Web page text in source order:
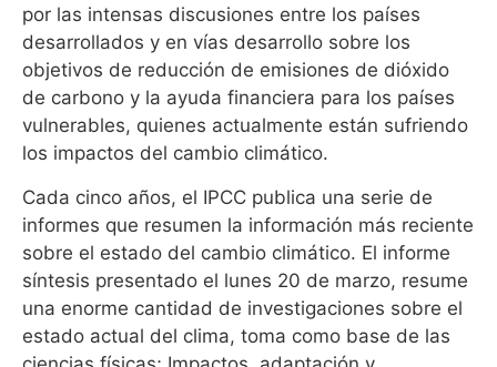
por las intensas discusiones entre los países
desarrollados y en vías desarrollo sobre los
objetivos de reducción de emisiones de dióxido
de carbono y la ayuda financiera para los países
vulnerables, quienes actualmente están sufriendo
los impactos del cambio climático.
Cada cinco años, el IPCC publica una serie de
informes que resumen la información más reciente
sobre el estado del cambio climático. El informe
síntesis presentado el lunes 20 de marzo, resume
una enorme cantidad de investigaciones sobre el
estado actual del clima, toma como base de las